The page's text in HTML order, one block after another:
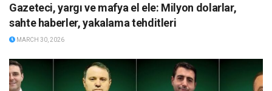
Gazeteci, yargı ve mafya el ele: Milyon dolarlar,
sahte haberler, yakalama tehditleri
MARCH 30, 2026